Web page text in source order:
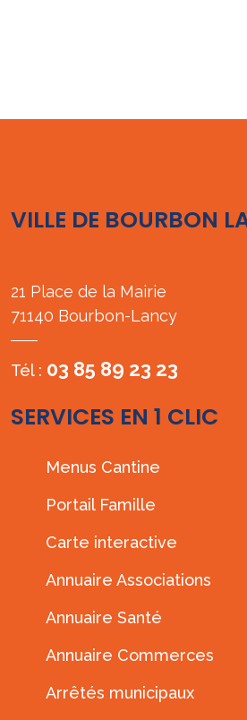
VILLE DE BOURBON
21 Place de la Mairie
71140 Bourbon-Lancy
Tél : 03 85 89 23 23
SERVICES EN 1 CLIC
Menus Cantine
Portail Famille
Carte interactive
Annuaire Associations
Annuaire Santé
Annuaire Commerces
Arrêtés municipaux